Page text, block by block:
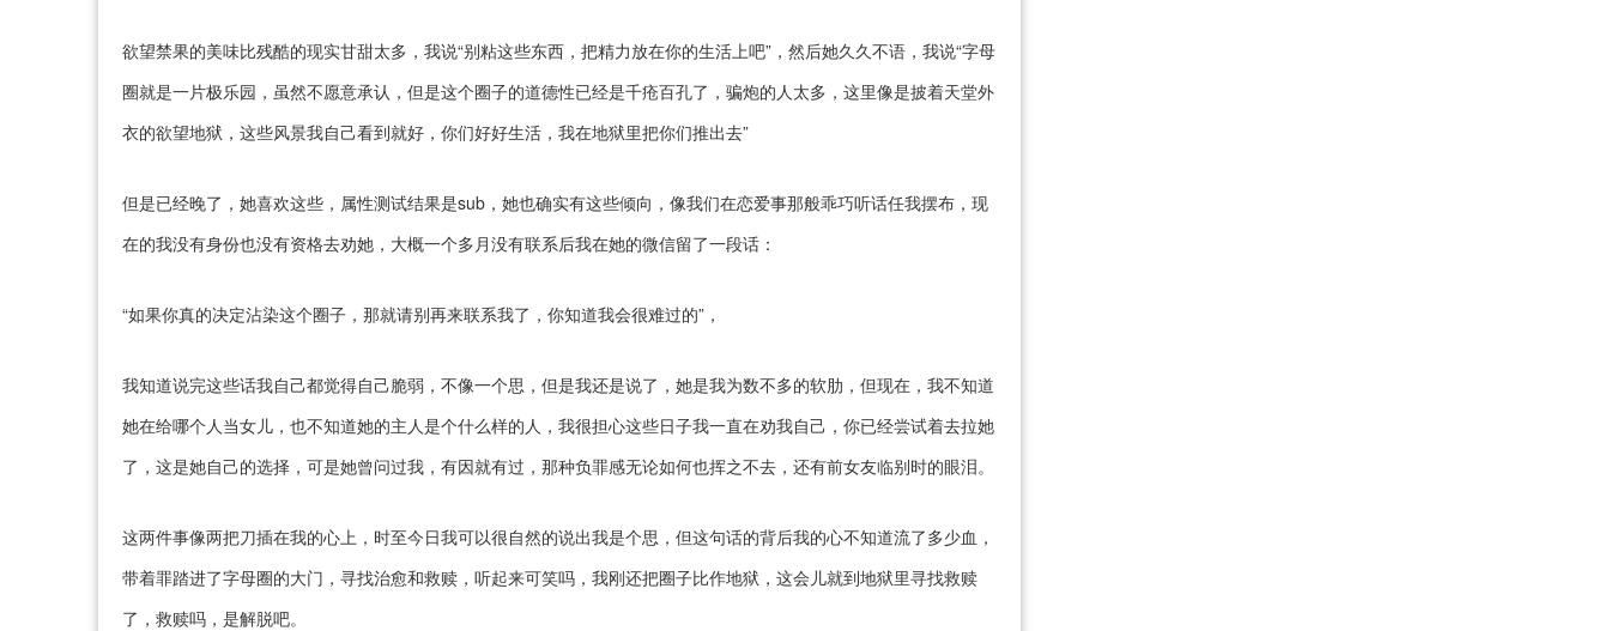
欲望禁果的美味比残酷的现实甘甜太多，我说“别粘这些东西，把精力放在你的生活上吧”，然后她久久不语，我说“字母
圈就是一片极乐园，虽然不愿意承认，但是这个圈子的道德性已经是千疮百孔了，骗炮的人太多，这里像是披着天堂外
衣的欲望地狱，这些风景我自己看到就好，你们好好生活，我在地狱里把你们推出去”
但是已经晚了，她喜欢这些，属性测试结果是sub，她也确实有这些倾向，像我们在恋爱事那般乖巧听话任我摆布，现
在的我没有身份也没有资格去劝她，大概一个多月没有联系后我在她的微信留了一段话：
“如果你真的决定沾染这个圈子，那就请别再来联系我了，你知道我会很难过的”，
我知道说完这些话我自己都觉得自己脆弱，不像一个思，但是我还是说了，她是我为数不多的软肋，但现在，我不知道
她在给哪个人当女儿，也不知道她的主人是个什么样的人，我很担心这些日子我一直在劝我自己，你已经尝试着去拉她
了，这是她自己的选择，可是她曾问过我，有因就有过，那种负罪感无论如何也挥之不去，还有前女友临别时的眼泪。
这两件事像两把刀插在我的心上，时至今日我可以很自然的说出我是个思，但这句话的背后我的心不知道流了多少血，
带着罪踏进了字母圈的大门，寻找治愈和救赎，听起来可笑吗，我刚还把圈子比作地狱，这会儿就到地狱里寻找救赎
了，救赎吗，是解脱吧。